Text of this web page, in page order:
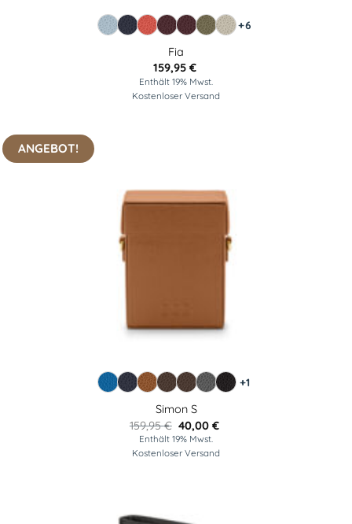
+6
Fia
159,95 €
Enthält 19% Mwst.
Kostenloser Versand
ANGEBOT!
+1
Simon S
159,95€ Ursprünglicher
Preis
war:
159,95 €
40,00€Aktueller
ist:
40,00 €.
Enthält 19% Mwst.
Kostenloser Versand